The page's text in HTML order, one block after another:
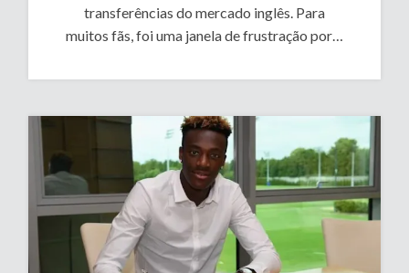
transferências do mercado inglês. Para
muitos fãs, foi uma janela de frustração por…